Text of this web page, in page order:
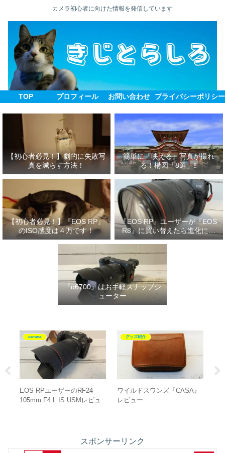
カメラ初心者に向けた情報を発信しています
TOP プロフィール お問い合わせ プライバシーポリシー
【初心者必見！】劇的に失敗写
真を減らす方法！
簡単に『映える』写真が撮れ
る！構図「8選」‼
【初心者必見！】『EOS RP』
のISO感度は４万です！
『EOS RP』ユーザーが『EOS
R8』に買い替えたら進化に驚
いた‼
『α6700』はお手軽スナップシ
ューター
camera
『NIKKOR Z 24-120mm f/4
S』レビュー
camera
『α6700』を買ったら揃えた
いもの”10選”！
スポンサーリンク